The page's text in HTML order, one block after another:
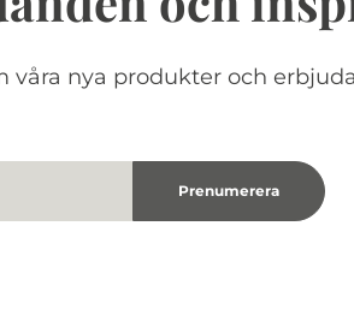
våra nya produkter och